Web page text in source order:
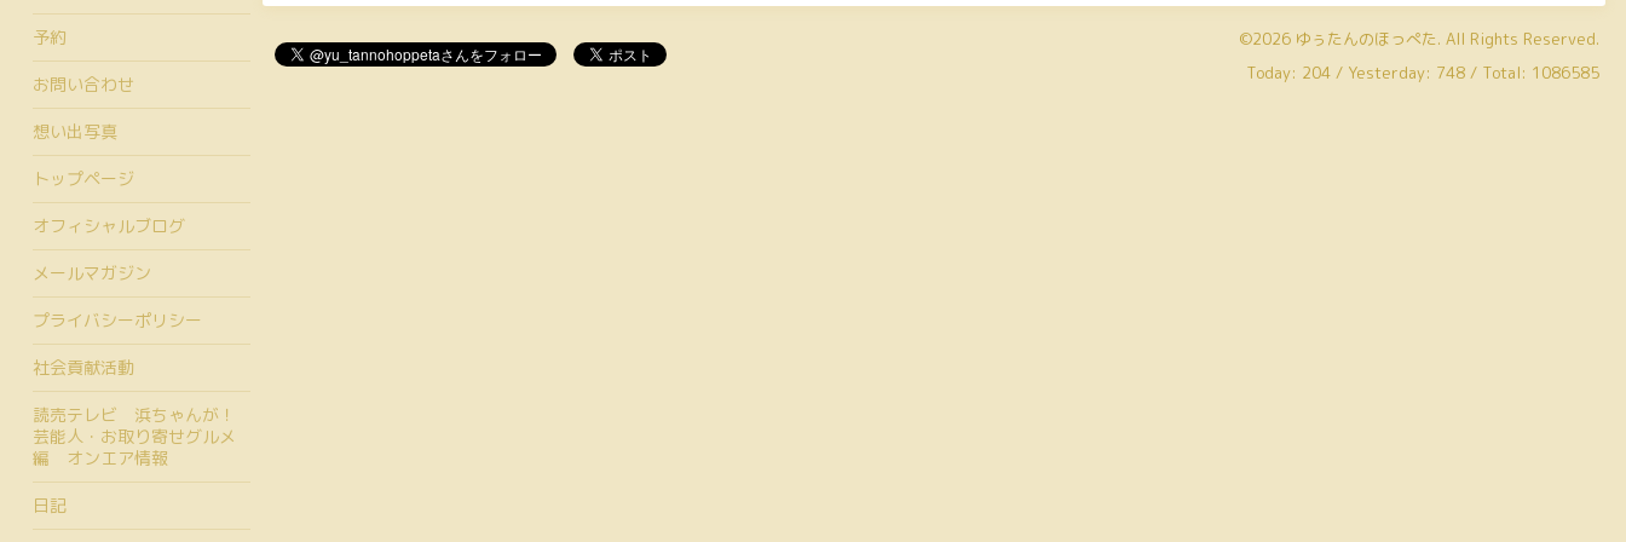
©2026 ゆぅたんのほっぺた. All Rights Reserved.
Today: 204 / Yesterday: 748 / Total: 1086585
予約
お問い合わせ
想い出写真
トップページ
オフィシャルブログ
メールマガジン
プライバシーポリシー
社会貢献活動
読売テレビ 浜ちゃんが！
芸能人・お取り寄せグルメ
編 オンエア情報
日記